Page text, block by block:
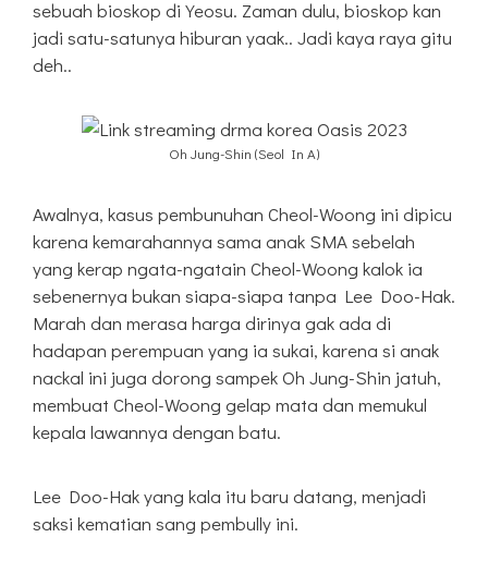
sebuah bioskop di Yeosu. Zaman dulu, bioskop kan
jadi satu-satunya hiburan yaak.. Jadi kaya raya gitu
deh..
Oh Jung-Shin (Seol In A)
Awalnya, kasus pembunuhan Cheol-Woong ini dipicu
karena kemarahannya sama anak SMA sebelah
yang kerap ngata-ngatain Cheol-Woong kalok ia
sebenernya bukan siapa-siapa tanpa Lee Doo-Hak.
Marah dan merasa harga dirinya gak ada di
hadapan perempuan yang ia sukai, karena si anak
nackal ini juga dorong sampek Oh Jung-Shin jatuh,
membuat Cheol-Woong gelap mata dan memukul
kepala lawannya dengan batu.
Lee Doo-Hak yang kala itu baru datang, menjadi
saksi kematian sang pembully ini.